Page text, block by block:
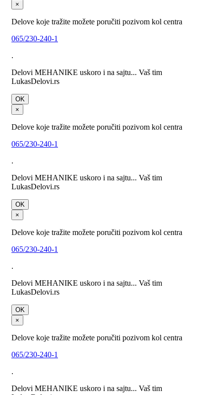
×
Delove koje tražite možete poručiti pozivom kol centra
065/230-240-1
.
Delovi MEHANIKE uskoro i na sajtu... Vaš tim
LukasDelovi.rs
OK
×
Delove koje tražite možete poručiti pozivom kol centra
065/230-240-1
.
Delovi MEHANIKE uskoro i na sajtu... Vaš tim
LukasDelovi.rs
OK
×
Delove koje tražite možete poručiti pozivom kol centra
065/230-240-1
.
Delovi MEHANIKE uskoro i na sajtu... Vaš tim
LukasDelovi.rs
OK
×
Delove koje tražite možete poručiti pozivom kol centra
065/230-240-1
.
Delovi MEHANIKE uskoro i na sajtu... Vaš tim